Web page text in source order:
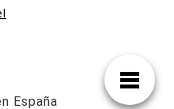
España